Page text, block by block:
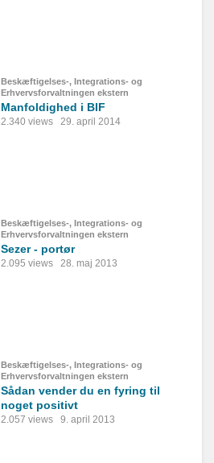
Beskæftigelses-, Integrations- og
Erhvervsforvaltningen ekstern
Manfoldighed i BIF
2.340 views 29. april 2014
Beskæftigelses-, Integrations- og
Erhvervsforvaltningen ekstern
Sezer - portør
2.095 views 28. maj 2013
Beskæftigelses-, Integrations- og
Erhvervsforvaltningen ekstern
Sådan vender du en fyring til
noget positivt
2.057 views 9. april 2013